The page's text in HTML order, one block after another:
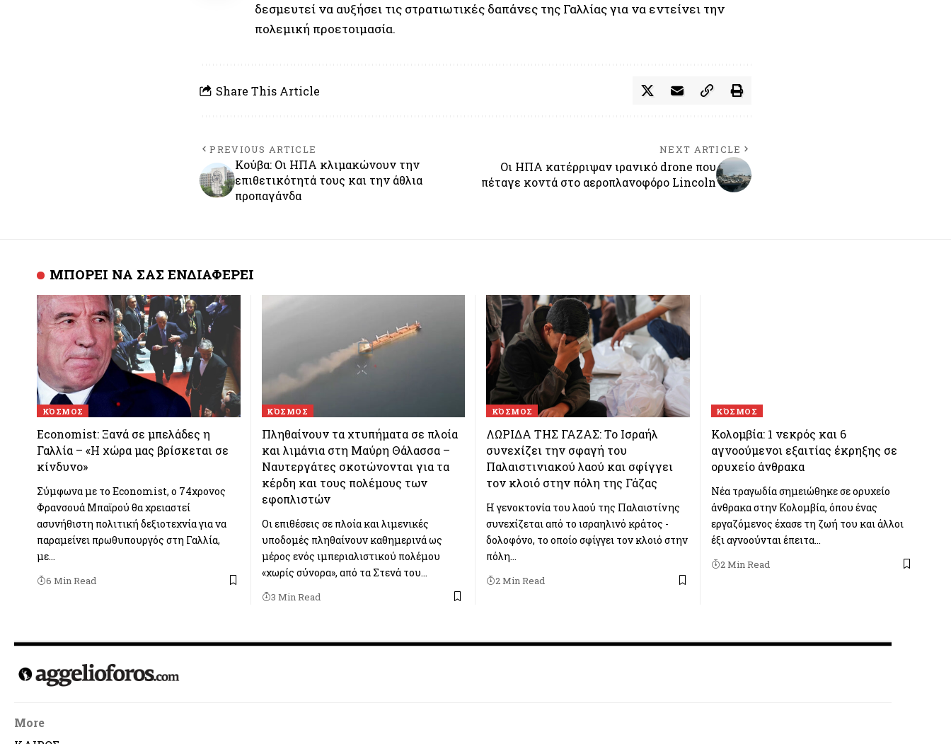
δεσμευτεί να αυξήσει τις στρατιωτικές δαπάνες της Γαλλίας για να εντείνει την
πολεμική προετοιμασία.
Share This Article
PREVIOUS ARTICLE
Κούβα: Οι ΗΠΑ κλιμακώνουν την
επιθετικότητά τους και την άθλια
προπαγάνδα
NEXT ARTICLE
Οι ΗΠΑ κατέρριψαν ιρανικό drone που
πέταγε κοντά στο αεροπλανοφόρο Lincoln
ΜΠΟΡΕΙ ΝΑ ΣΑΣ ΕΝΔΙΑΦΕΡΕΙ
ΚΌΣΜΟΣ
Economist: Ξανά σε μπελάδες η
Γαλλία – «Η χώρα μας βρίσκεται σε
κίνδυνο»
Σύμφωνα με το Economist, ο 74χρονος
Φρανσουά Μπαϊρού θα χρειαστεί
ασυνήθιστη πολιτική δεξιοτεχνία για να
παραμείνει πρωθυπουργός στη Γαλλία,
με…
6 Min Read
ΚΌΣΜΟΣ
Πληθαίνουν τα χτυπήματα σε πλοία
και λιμάνια στη Μαύρη Θάλασσα –
Ναυτεργάτες σκοτώνονται για τα
κέρδη και τους πολέμους των
εφοπλιστών
Οι επιθέσεις σε πλοία και λιμενικές
υποδομές πληθαίνουν καθημερινά ως
μέρος ενός ιμπεριαλιστικού πολέμου
«χωρίς σύνορα», από τα Στενά του…
3 Min Read
ΚΌΣΜΟΣ
ΛΩΡΙΔΑ ΤΗΣ ΓΑΖΑΣ: Το Ισραήλ
συνεχίζει την σφαγή του
Παλαιστινιακού λαού και σφίγγει
τον κλοιό στην πόλη της Γάζας
Η γενοκτονία του λαού της Παλαιστίνης
συνεχίζεται από το ισραηλινό κράτος -
δολοφόνο, το οποίο σφίγγει τον κλοιό στην
πόλη…
2 Min Read
ΚΌΣΜΟΣ
Κολομβία: 1 νεκρός και 6
αγνοούμενοι εξαιτίας έκρηξης σε
ορυχείο άνθρακα
Νέα τραγωδία σημειώθηκε σε ορυχείο
άνθρακα στην Κολομβία, όπου ένας
εργαζόμενος έχασε τη ζωή του και άλλοι
έξι αγνοούνται έπειτα…
2 Min Read
More